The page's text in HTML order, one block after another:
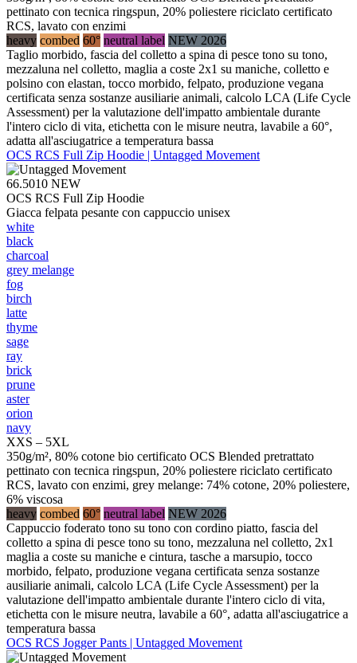
pettinato con tecnica ringspun, 20% poliestere riciclato certificato
RCS, lavato con enzimi
heavy combed 60° neutral label NEW 2026
Taglio morbido, fascia del colletto a spina di pesce tono su tono,
mezzaluna nel colletto, maglia a coste 2x1 su maniche, colletto e
polsino con elastan, tocco morbido, felpato, produzione vegana
certificata senza sostanze ausiliarie animali, calcolo LCA (Life Cycle
Assessment) per la valutazione dell'impatto ambientale durante
l'intero ciclo di vita, etichetta con le misure neutra, lavabile a 60°,
adatta all'asciugatrice a temperatura bassa
OCS RCS Full Zip Hoodie | Untagged Movement
66.5010 NEW
OCS RCS Full Zip Hoodie
Giacca felpata pesante con cappuccio unisex
white
black
charcoal
grey melange
fog
birch
latte
thyme
sage
ray
brick
prune
aster
orion
navy
XXS – 5XL
350g/m², 80% cotone bio certificato OCS Blended pretrattato
pettinato con tecnica ringspun, 20% poliestere riciclato certificato
RCS, lavato con enzimi, grey melange: 74% cotone, 20% poliestere,
6% viscosa
heavy combed 60° neutral label NEW 2026
Cappuccio foderato tono su tono con cordino piatto, fascia del
colletto a spina di pesce tono su tono, mezzaluna nel colletto, 2x1
maglia a coste su maniche e cintura, tasche a marsupio, tocco
morbido, felpato, produzione vegana certificata senza sostanze
ausiliarie animali, calcolo LCA (Life Cycle Assessment) per la
valutazione dell'impatto ambientale durante l'intero ciclo di vita,
etichetta con le misure neutra, lavabile a 60°, adatta all'asciugatrice a
temperatura bassa
OCS RCS Jogger Pants | Untagged Movement